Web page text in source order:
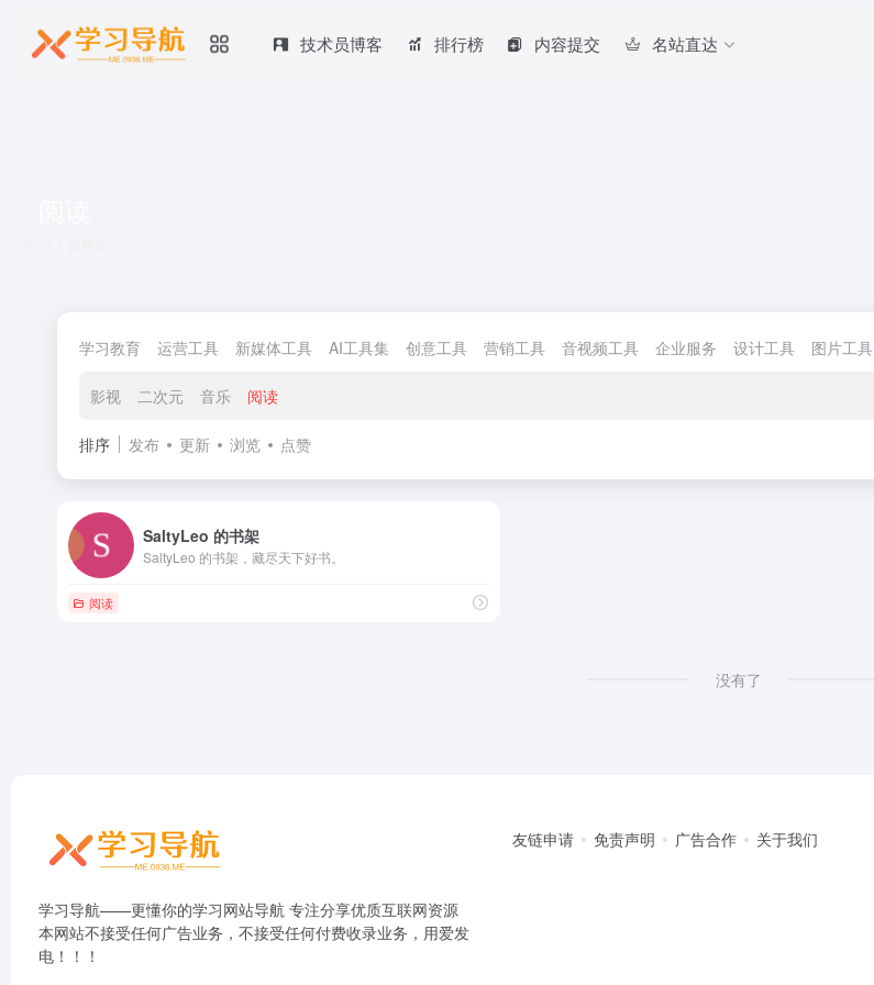
技术员博客 排行榜 内容提交 名站直达
学习教育 运营工具 新媒体工具 AI工具集 创意工具 营销工具 音视频工具 企业服务 设计工具 图片工具
影视 二次元 音乐 阅读
排序 发布 更新 浏览 点赞
SaltyLeo 的书架
SaltyLeo 的书架，藏尽天下好书。
阅读
没有了
学习导航——更懂你的学习网站导航 专注分享优质互联网资源
本网站不接受任何广告业务，不接受任何付费收录业务，用爱发
电！！！
友链申请 免责声明 广告合作 关于我们